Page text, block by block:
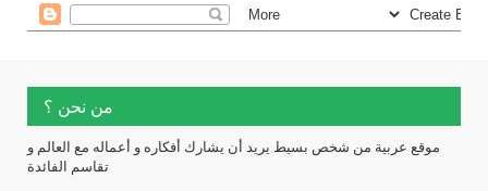
من نحن ؟
موقع عربية من شخص بسيط يريد أن يشارك أفكاره و أعماله مع العالم و
تقاسم الفائدة